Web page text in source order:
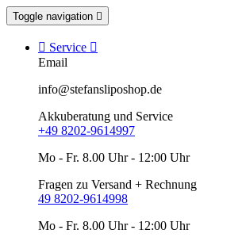
Toggle navigation 
 Service 
Email
info@stefansliposhop.de
Akkuberatung und Service
+49 8202-9614997
Mo - Fr. 8.00 Uhr - 12:00 Uhr
Fragen zu Versand + Rechnung
49 8202-9614998
Mo - Fr. 8.00 Uhr - 12:00 Uhr